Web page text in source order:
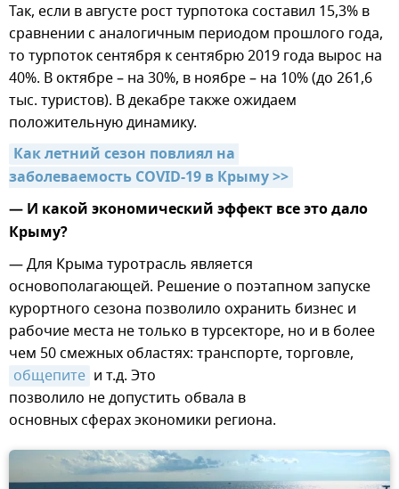
Так, если в августе рост турпотока составил 15,3% в
сравнении с аналогичным периодом прошлого года,
то турпоток сентября к сентябрю 2019 года вырос на
40%. В октябре – на 30%, в ноябре – на 10% (до 261,6
тыс. туристов). В декабре также ожидаем
положительную динамику.
Как летний сезон повлиял на
заболеваемость COVID-19 в Крыму >>
— И какой экономический эффект все это дало
Крыму?
— Для Крыма туротрасль является
основополагающей. Решение о поэтапном запуске
курортного сезона позволило охранить бизнес и
рабочие места не только в турсекторе, но и в более
чем 50 смежных областях: транспорте, торговле,
общепите и т.д. Это
позволило не допустить обвала в
основных сферах экономики региона.